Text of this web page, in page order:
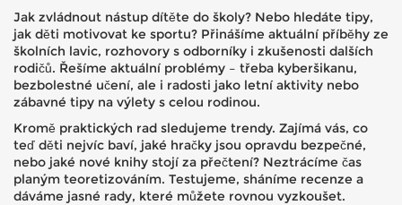
Jak zvládnout nástup dítěte do školy? Nebo hledáte tipy,
jak děti motivovat ke sportu? Přinášíme aktuální příběhy ze
školních lavic, rozhovory s odborníky i zkušenosti dalších
rodičů. Řešíme aktuální problémy – třeba kyberšikanu,
bezbolestné učení, ale i radosti jako letní aktivity nebo
zábavné tipy na výlety s celou rodinou.
Kromě praktických rad sledujeme trendy. Zajímá vás, co
teď děti nejvíc baví, jaké hračky jsou opravdu bezpečné,
nebo jaké nové knihy stojí za přečtení? Neztrácíme čas
planým teoretizováním. Testujeme, sháníme recenze a
dáváme jasné rady, které můžete rovnou vyzkoušet.